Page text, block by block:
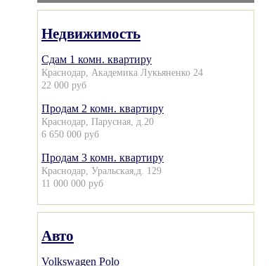
Недвижимость
Сдам 1 комн. квартиру
Краснодар, Академика Лукьяненко 24
22 000 руб
Продам 2 комн. квартиру
Краснодар, Парусная, д.20
6 650 000 руб
Продам 3 комн. квартиру
Краснодар, Уральская,д. 129
11 000 000 руб
Авто
Volkswagen Polo